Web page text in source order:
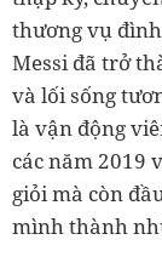
thương vụ
Messi đã trở
và lối sống
là vận động
các năm 2019
giỏi mà còn
mình thành